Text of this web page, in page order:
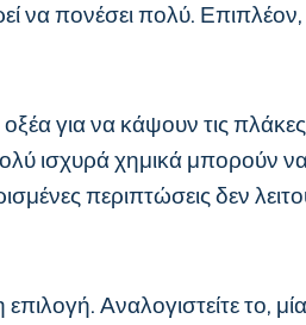
να πονέσει πολύ.
οξέα για να κάψουν τις
ισχυρά χημικά
περιπτώσεις δεν
επιλογή. Αναλογιστείτε